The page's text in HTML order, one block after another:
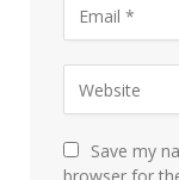
Save my